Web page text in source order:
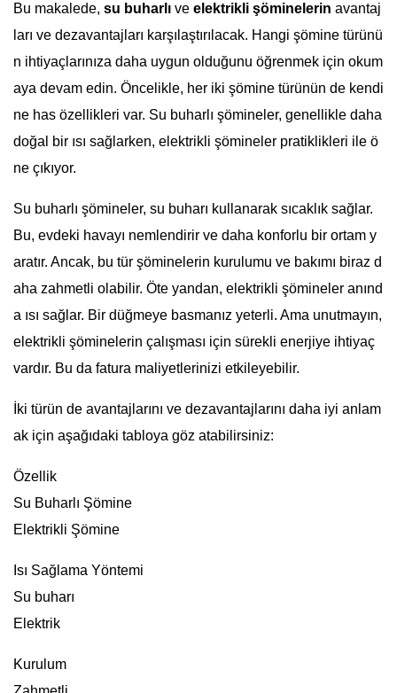
Bu makalede, su buharlı ve elektrikli şöminelerin avantaj
ları ve dezavantajları karşılaştırılacak. Hangi şömine türünü
n ihtiyaçlarınıza daha uygun olduğunu öğrenmek için okum
aya devam edin. Öncelikle, her iki şömine türünün de kendi
ne has özellikleri var. Su buharlı şömineler, genellikle daha
doğal bir ısı sağlarken, elektrikli şömineler pratiklikleri ile ö
ne çıkıyor.
Su buharlı şömineler, su buharı kullanarak sıcaklık sağlar.
Bu, evdeki havayı nemlendirir ve daha konforlu bir ortam y
aratır. Ancak, bu tür şöminelerin kurulumu ve bakımı biraz d
aha zahmetli olabilir. Öte yandan, elektrikli şömineler anınd
a ısı sağlar. Bir düğmeye basmanız yeterli. Ama unutmayın,
elektrikli şöminelerin çalışması için sürekli enerjiye ihtiyaç
vardır. Bu da fatura maliyetlerinizi etkileyebilir.
İki türün de avantajlarını ve dezavantajlarını daha iyi anlam
ak için aşağıdaki tabloya göz atabilirsiniz:
Özellik
Su Buharlı Şömine
Elektrikli Şömine
Isı Sağlama Yöntemi
Su buharı
Elektrik
Kurulum